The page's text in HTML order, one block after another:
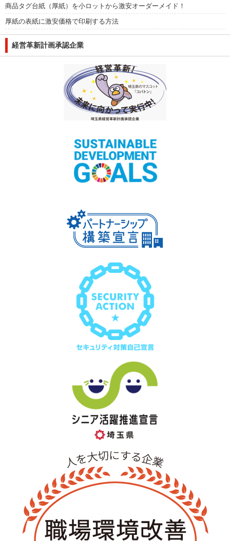
商品タグ台紙（厚紙）を小ロットから激安オーダーメイド！
厚紙の表紙に激安価格で印刷する方法
経営革新計画承認企業